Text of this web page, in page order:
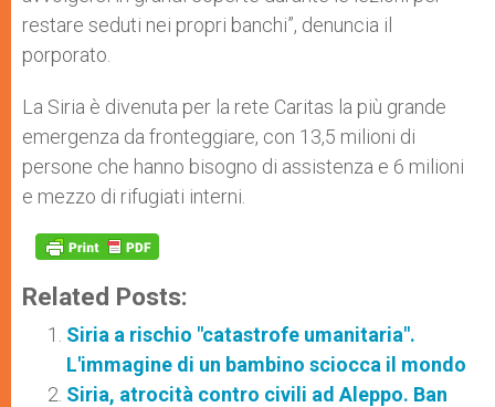
restare seduti nei propri banchi”, denuncia il
porporato.
La Siria è divenuta per la rete Caritas la più grande
emergenza da fronteggiare, con 13,5 milioni di
persone che hanno bisogno di assistenza e 6 milioni
e mezzo di rifugiati interni.
Related Posts:
Siria a rischio "catastrofe umanitaria".
L'immagine di un bambino sciocca il mondo
Siria, atrocità contro civili ad Aleppo. Ban